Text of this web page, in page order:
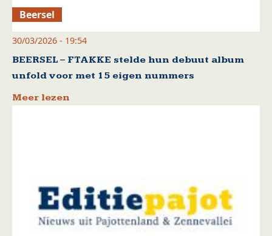
Beersel
30/03/2026 - 19:54
BEERSEL – FTAKKE stelde hun debuut album
unfold voor met 15 eigen nummers
Meer lezen